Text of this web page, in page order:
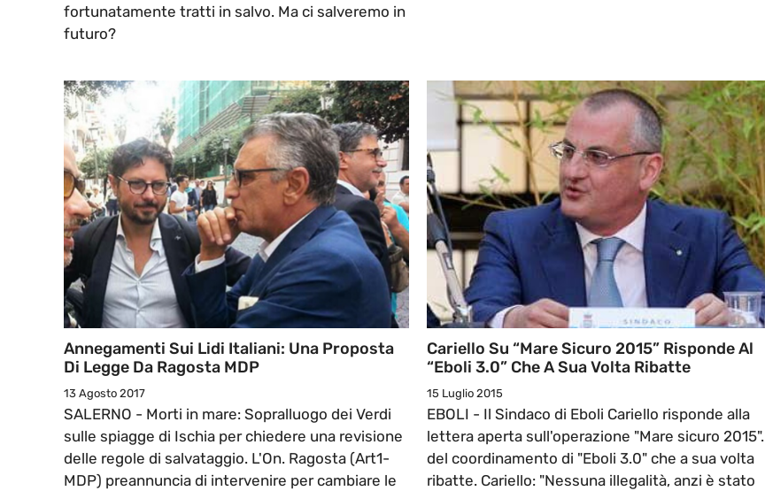
fortunatamente tratti in salvo. Ma ci salveremo in
futuro?
Annegamenti Sui Lidi Italiani: Una Proposta
Di Legge Da Ragosta MDP
13 Agosto 2017
SALERNO - Morti in mare: Sopralluogo dei Verdi
sulle spiagge di Ischia per chiedere una revisione
delle regole di salvataggio. L'On. Ragosta (Art1-
MDP) preannuncia di intervenire per cambiare le
Cariello Su “Mare Sicuro 2015” Risponde Al
“Eboli 3.0” Che A Sua Volta Ribatte
15 Luglio 2015
EBOLI - Il Sindaco di Eboli Cariello risponde alla
lettera aperta sull'operazione "Mare sicuro 2015".
del coordinamento di "Eboli 3.0" che a sua volta
ribatte. Cariello: "Nessuna illegalità, anzi è stato